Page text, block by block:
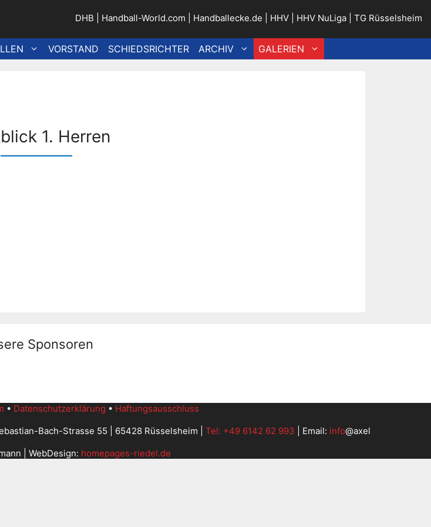
DHB Handball-World.com Handballecke.de HHV HHV NuLiga TG Rüsselsheim
VORSTAND SCHIEDSRICHTER ARCHIV GALERIEN
1. Herren
Sponsoren
• Datenschutzerklärung • Haftungsausschluss
Bach-Strasse 55 | 65428 Rüsselsheim | Tel: +49 6142 62 993 | Email: info@axel
| WebDesign: homepages-riedel.de